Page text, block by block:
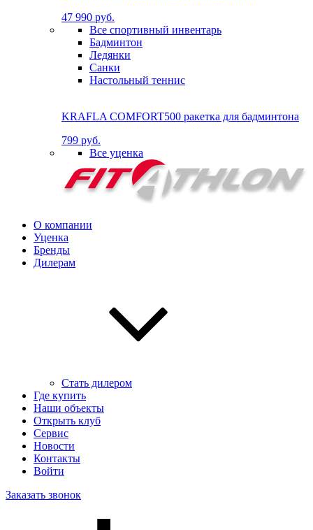
47 990 руб.
Все спортивный инвентарь
Бадминтон
Ледянки
Санки
Настольный теннис
KRAFLA COMFORT500 ракетка для бадминтона
799 руб.
Все уценка
О компании
Уценка
Бренды
Дилерам
Стать дилером
Где купить
Наши объекты
Открыть клуб
Сервис
Новости
Контакты
Войти
Заказать звонок